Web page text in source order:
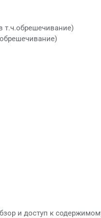
т.ч.обрешечивание)
и доступ к